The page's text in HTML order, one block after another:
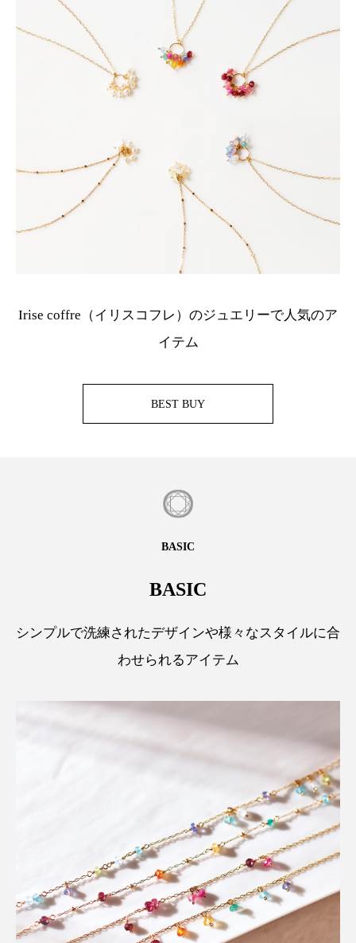
Irise coffre（イリスコフレ）のジュエリーで人気のア
イテム
BEST BUY
BASIC
BASIC
シンプルで洗練されたデザインや様々なスタイルに合
わせられるアイテム